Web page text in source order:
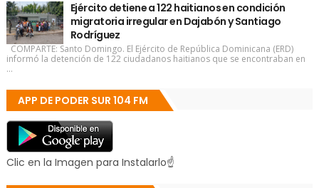
Ejército detiene a 122 haitianos en condición
migratoria irregular en Dajabón y Santiago
Rodríguez
COMPARTE: Santo Domingo. El Ejército de República Dominicana (ERD)
informó la detención de 122 ciudadanos haitianos que se encontraban en
...
APP DE PODER SUR 104 FM
Clic en la Imagen para Instalarlo☝